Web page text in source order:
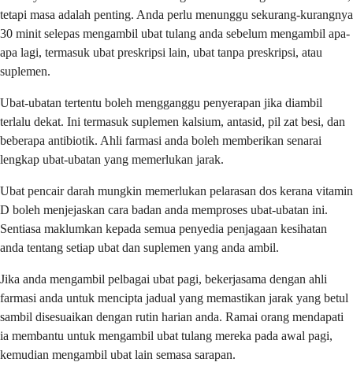
tetapi masa adalah penting. Anda perlu menunggu sekurang-kurangnya
30 minit selepas mengambil ubat tulang anda sebelum mengambil apa-
apa lagi, termasuk ubat preskripsi lain, ubat tanpa preskripsi, atau
suplemen.
Ubat-ubatan tertentu boleh mengganggu penyerapan jika diambil
terlalu dekat. Ini termasuk suplemen kalsium, antasid, pil zat besi, dan
beberapa antibiotik. Ahli farmasi anda boleh memberikan senarai
lengkap ubat-ubatan yang memerlukan jarak.
Ubat pencair darah mungkin memerlukan pelarasan dos kerana vitamin
D boleh menjejaskan cara badan anda memproses ubat-ubatan ini.
Sentiasa maklumkan kepada semua penyedia penjagaan kesihatan
anda tentang setiap ubat dan suplemen yang anda ambil.
Jika anda mengambil pelbagai ubat pagi, bekerjasama dengan ahli
farmasi anda untuk mencipta jadual yang memastikan jarak yang betul
sambil disesuaikan dengan rutin harian anda. Ramai orang mendapati
ia membantu untuk mengambil ubat tulang mereka pada awal pagi,
kemudian mengambil ubat lain semasa sarapan.